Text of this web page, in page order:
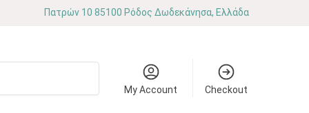
Πατρών 10 85100 Ρόδος Δωδεκάνησα, Ελλάδα
My Account Checkout